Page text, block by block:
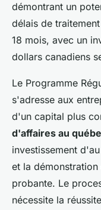
démontrant un
délais de
18 mois, avec un
dollars canadiens
Le Programme
s'adresse aux
d'un capital plus
d'affaires au
investissement
et la
probante. Le
nécessite la